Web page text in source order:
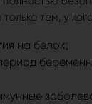
тем, у
на белок;